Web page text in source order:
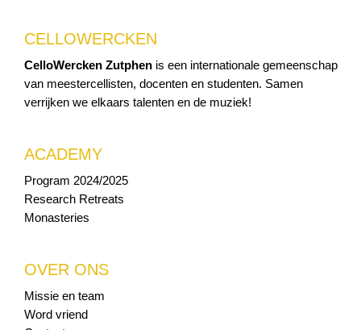
CELLOWERCKEN
CelloWercken Zutphen is een internationale gemeenschap
van meestercellisten, docenten en studenten. Samen
verrijken we elkaars talenten en de muziek!
ACADEMY
Program 2024/2025
Research Retreats
Monasteries
OVER ONS
Missie en team
Word vriend